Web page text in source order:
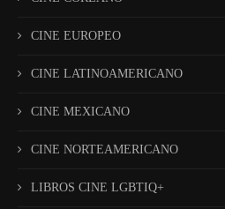
CINE EUROPEO
CINE LATINOAMERICANO
CINE MEXICANO
CINE NORTEAMERICANO
LIBROS CINE LGBTIQ+